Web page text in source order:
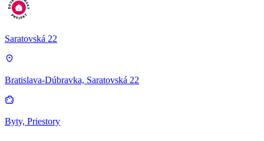
Saratovská 22
Bratislava-Dúbravka, Saratovská 22
Byty, Priestory